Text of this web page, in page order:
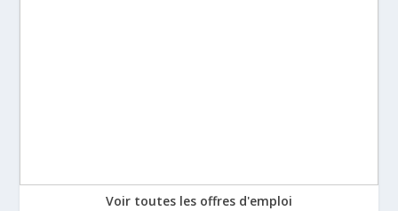
Voir toutes les offres d'emploi